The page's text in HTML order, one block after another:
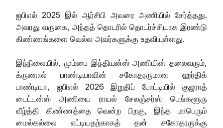
ஐபிஎல் 2025 இல் ஆர்சிபி அவரை அணியில் சேர்த்தது.
அவரது வருகை, அந்தத் தொடரில் தொடர்ச்சியாக இரண்டு
கிண்ணங்களை வெல்ல அவர்களுக்கு உதவியுள்ளது.
இந்நிலையில், மும்பை இந்தியன்ஸ் அணியின் தலைவரும்,
க்ருணால் பாண்டியாவின் சகோதரருமான ஹர்திக்
பாண்டியா, ஐபிஎல் 2026 இறுதிப் போட்டியில் குஜராத்
டைட்டன்ஸ் அணியை ராயல் சேலஞ்சர்ஸ் பெங்களூரு
வீழ்த்தி கிண்ணத்தை வென்ற பிறகு, இந்த மாபெரும்
மைல்கல்லை எட்டியதற்காகத் தன் சகோதரருக்கு